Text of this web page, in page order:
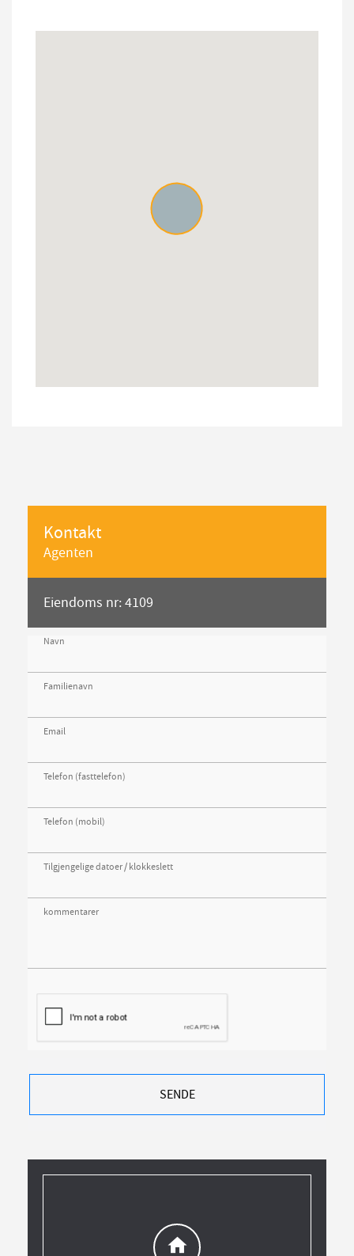
Kontakt
Agenten
Eiendoms nr: 4109
Navn
Familienavn
Email
Telefon (fasttelefon)
Telefon (mobil)
Tilgjengelige datoer / klokkeslett
kommentarer
SENDE
home